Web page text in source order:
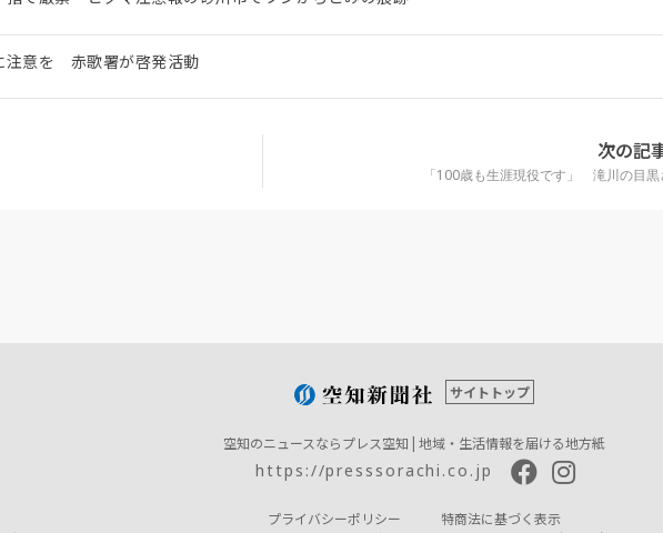
注意を 赤歌署が啓発活動
次の記
「100歳も生涯現役です」 滝川の目黒
サイトトップ
空知のニュースならプレス空知 | 地域・生活情報を届ける地方紙
https://presssorachi.co.jp
プライバシーポリシー
特商法に基づく表示